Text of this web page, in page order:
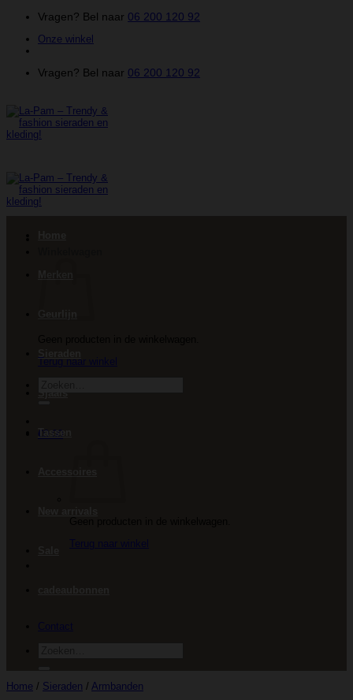
inhoud
Vragen? Bel naar 06 200 120 92
Onze winkel
Vragen? Bel naar 06 200 120 92
Terug naar winkel
€0.00
Tassen
Home / Sieraden / Armbanden